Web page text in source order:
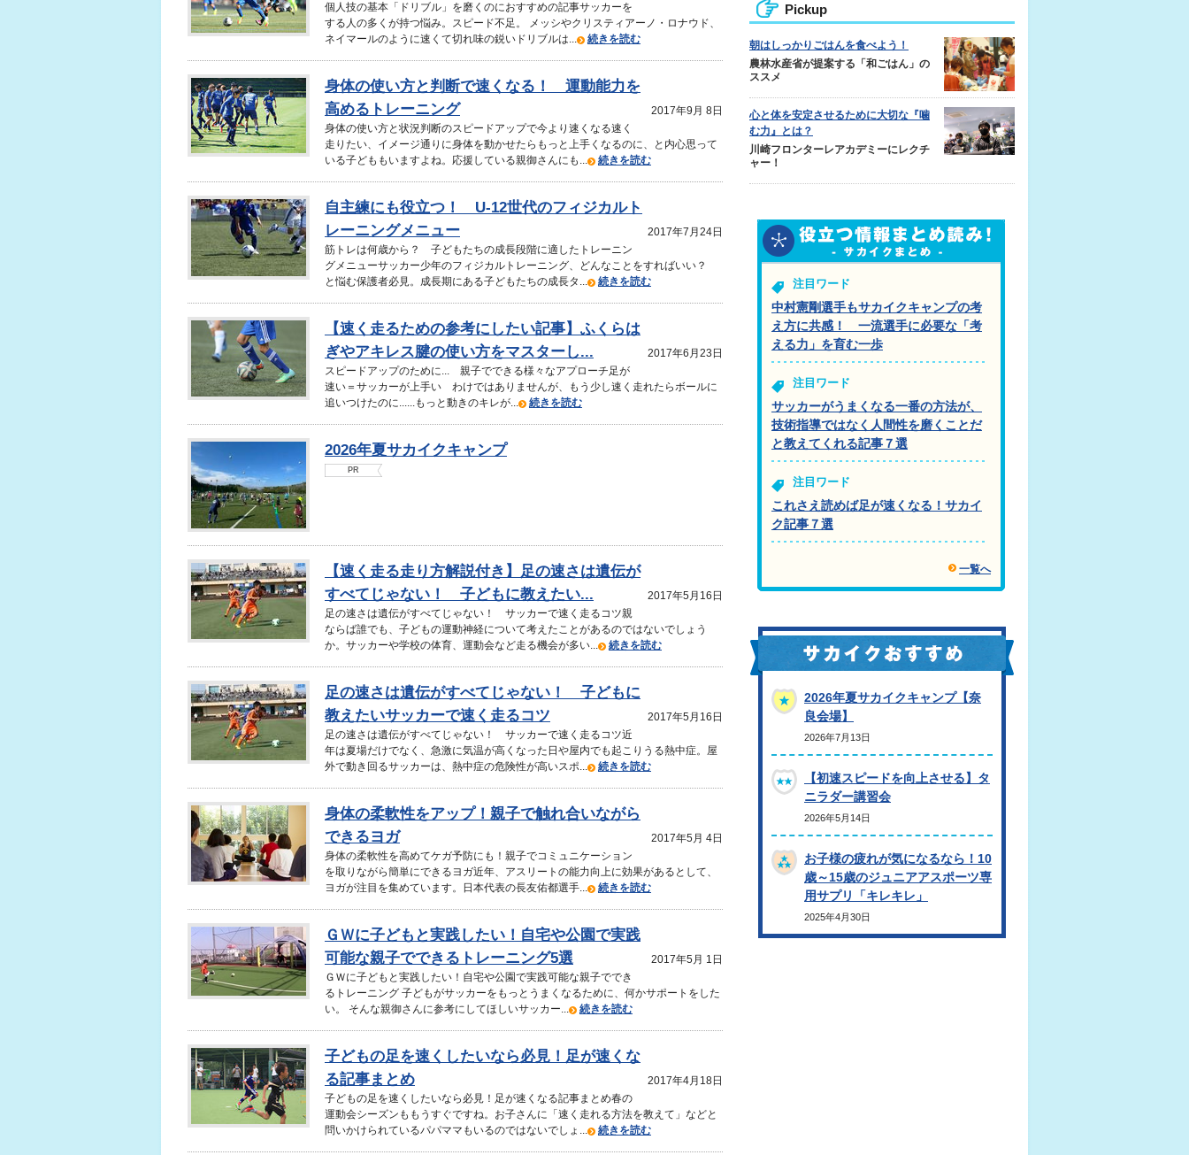
個人技の基本「ドリブル」を磨くのにおすすめの記事サッカーを
する人の多くが持つ悩み。スピード不足。 メッシやクリスティアーノ・ロナウド、
ネイマールのように速くて切れ味の鋭いドリブルは...
続きを読む
身体の使い方と判断で速くなる！ 運動能力を
高めるトレーニング
2017年9月 8日
身体の使い方と状況判断のスピードアップで今より速くなる速く
走りたい、イメージ通りに身体を動かせたらもっと上手くなるのに、と内心思って
いる子どももいますよね。応援している親御さんにも...
続きを読む
自主練にも役立つ！ U-12世代のフィジカルト
レーニングメニュー
2017年7月24日
筋トレは何歳から？ 子どもたちの成長段階に適したトレーニン
グメニューサッカー少年のフィジカルトレーニング、どんなことをすればいい？
と悩む保護者必見。成長期にある子どもたちの成長タ...
続きを読む
【速く走るための参考にしたい記事】ふくらは
ぎやアキレス腱の使い方をマスターし...
2017年6月23日
スピードアップのために... 親子でできる様々なアプローチ足が
速い＝サッカーが上手い わけではありませんが、もう少し速く走れたらボールに
追いつけたのに......もっと動きのキレが...
続きを読む
2026年夏サカイクキャンプ
PR
【速く走る走り方解説付き】足の速さは遺伝が
すべてじゃない！ 子どもに教えたい...
2017年5月16日
足の速さは遺伝がすべてじゃない！ サッカーで速く走るコツ親
ならば誰でも、子どもの運動神経について考えたことがあるのではないでしょう
か。サッカーや学校の体育、運動会など走る機会が多い...
続きを読む
足の速さは遺伝がすべてじゃない！ 子どもに
教えたいサッカーで速く走るコツ
2017年5月16日
足の速さは遺伝がすべてじゃない！ サッカーで速く走るコツ近
年は夏場だけでなく、急激に気温が高くなった日や屋内でも起こりうる熱中症。屋
外で動き回るサッカーは、熱中症の危険性が高いスポ...
続きを読む
身体の柔軟性をアップ！親子で触れ合いながら
できるヨガ
2017年5月 4日
身体の柔軟性を高めてケガ予防にも！親子でコミュニケーション
を取りながら簡単にできるヨガ近年、アスリートの能力向上に効果があるとして、
ヨガが注目を集めています。日本代表の長友佑都選手...
続きを読む
ＧＷに子どもと実践したい！自宅や公園で実践
可能な親子でできるトレーニング5選
2017年5月 1日
ＧＷに子どもと実践したい！自宅や公園で実践可能な親子ででき
るトレーニング 子どもがサッカーをもっとうまくなるために、何かサポートをした
い。 そんな親御さんに参考にしてほしいサッカー...
続きを読む
子どもの足を速くしたいなら必見！足が速くな
る記事まとめ
2017年4月18日
子どもの足を速くしたいなら必見！足が速くなる記事まとめ春の
運動会シーズンももうすぐですね。お子さんに「速く走れる方法を教えて」などと
問いかけられているパパママもいるのではないでしょ...
続きを読む
Pickup
朝はしっかりごはんを食べよう！
農林水産省が提案する「和ごはん」の
ススメ
心と体を安定させるために大切な『噛
む力』とは？
川崎フロンターレアカデミーにレクチ
ャー！
注目ワード
中村憲剛選手もサカイクキャンプの考
え方に共感！ 一流選手に必要な「考
える力」を育む一歩
注目ワード
サッカーがうまくなる一番の方法が、
技術指導ではなく人間性を磨くことだ
と教えてくれる記事７選
注目ワード
これさえ読めば足が速くなる！サカイ
ク記事７選
一覧へ
2026年夏サカイクキャンプ【奈
良会場】
2026年7月13日
【初速スピードを向上させる】タ
ニラダー講習会
2026年5月14日
お子様の疲れが気になるなら！10
歳～15歳のジュニアアスポーツ専
用サプリ「キレキレ」
2025年4月30日